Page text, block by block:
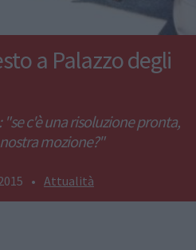
a Palazzo degli
c'è una risoluzione pronta,
mozione?"
• Attualità